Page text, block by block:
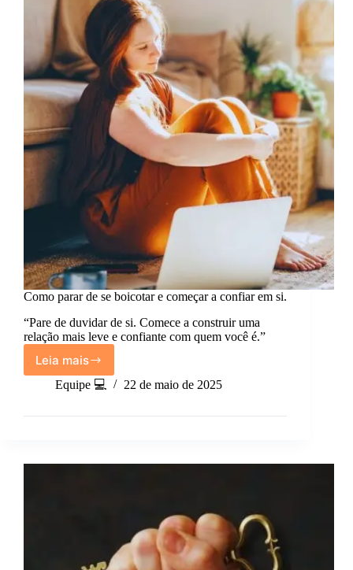
talvez
nunca
chegue.
Como parar de se boicotar e começar a confiar em si.
“Pare de duvidar de si. Comece a construir uma
relação mais leve e confiante com quem você é.”
Leia mais
Como
parar
de
Equipe 💻 22 de maio de 2025